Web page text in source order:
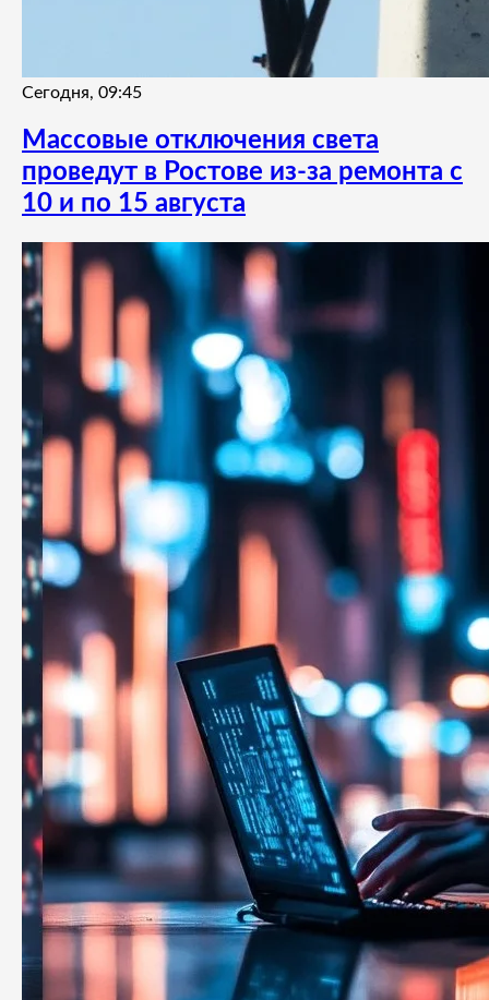
Сегодня, 09:45
Массовые отключения света
проведут в Ростове из-за ремонта с
10 и по 15 августа